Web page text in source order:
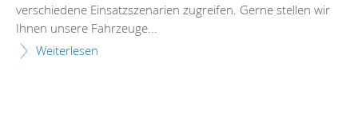
verschiedene Einsatzszenarien zugreifen. Gerne stellen wir
Ihnen unsere Fahrzeuge...
Weiterlesen